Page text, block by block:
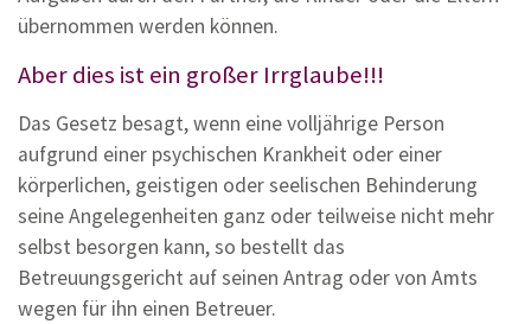
Presse & Medien
Kontakt
Konferenzraum
übernommen werden können.
Aber dies ist ein großer Irrglaube!!!
Das Gesetz besagt, wenn eine volljährige Person
aufgrund einer psychischen Krankheit oder einer
körperlichen, geistigen oder seelischen Behinderung
seine Angelegenheiten ganz oder teilweise nicht mehr
selbst besorgen kann, so bestellt das
Betreuungsgericht auf seinen Antrag oder von Amts
wegen für ihn einen Betreuer.